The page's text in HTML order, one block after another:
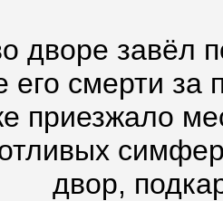
дворе завёл
его смерти за
приезжало
двор,